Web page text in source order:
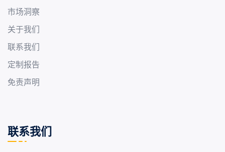
市场洞察
关于我们
联系我们
定制报告
免责声明
联系我们